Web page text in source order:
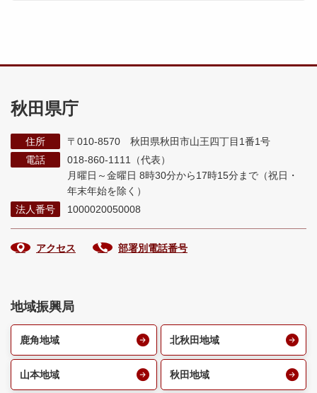
秋田県庁
住所
〒010-8570 秋田県秋田市山王四丁目1番1号
電話
018-860-1111（代表）
月曜日～金曜日 8時30分から17時15分まで （祝日・
年末年始を除く）
法人番号
1000020050008
アクセス 部署別電話番号
地域振興局
鹿角地域 北秋田地域
山本地域 秋田地域